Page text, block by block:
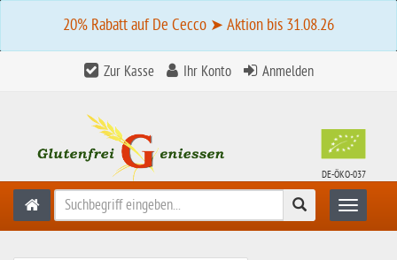
20% Rabatt auf De Cecco ➤ Aktion bis 31.08.26
Zur Kasse Ihr Konto Anmelden
DE-ÖKO-037
Suchen Toggle